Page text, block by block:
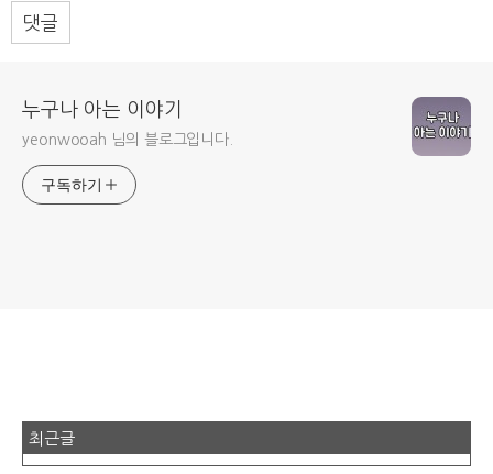
댓글
누구나 아는 이야기
yeonwooah 님의 블로그입니다.
구독하기
최근글